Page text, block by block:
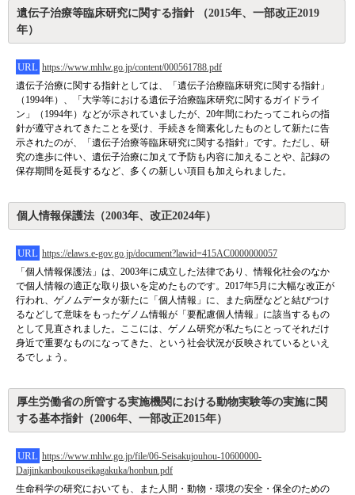
遺伝子治療等臨床研究に関する指針 （2015年、一部改正2019
年）
URL https://www.mhlw.go.jp/content/000561788.pdf
遺伝子治療に関する指針としては、「遺伝子治療臨床研究に関する指針」
（1994年）、「大学等における遺伝子治療臨床研究に関するガイドライ
ン」（1994年）などが示されていましたが、20年間にわたってこれらの指
針が遵守されてきたことを受け、手続きを簡素化したものとして新たに告
示されたのが、「遺伝子治療等臨床研究に関する指針」です。ただし、研
究の進歩に伴い、遺伝子治療に加えて予防も内容に加えることや、記録の
保存期間を延長するなど、多くの新しい項目も加えられました。
個人情報保護法（2003年、改正2024年）
URL https://elaws.e-gov.go.jp/document?lawid=415AC0000000057
「個人情報保護法」は、2003年に成立した法律であり、情報化社会のなか
で個人情報の適正な取り扱いを定めたものです。2017年5月に大幅な改正が
行われ、ゲノムデータが新たに「個人情報」に、また病歴などと結びつけ
るなどして意味をもったゲノム情報が「要配慮個人情報」に該当するもの
として見直されました。ここには、ゲノム研究が私たちにとってそれだけ
身近で重要なものになってきた、という社会状況が反映されているといえ
るでしょう。
厚生労働省の所管する実施機関における動物実験等の実施に関
する基本指針（2006年、一部改正2015年）
URL https://www.mhlw.go.jp/file/06-Seisakujouhou-10600000-
Daijinkanboukouseikagakuka/honbun.pdf
生命科学の研究においても、また人間・動物・環境の安全・保全のための